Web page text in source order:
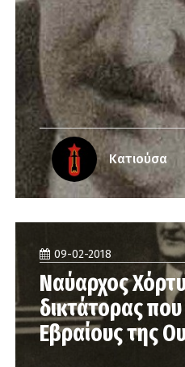
Κατιούσα
09-02-2018
Nαύαρχος
δικτάτορας
Εβραίους της